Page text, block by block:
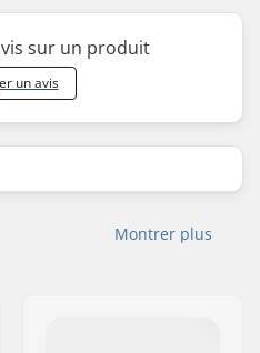
sur un produit
un avis
Montrer plus